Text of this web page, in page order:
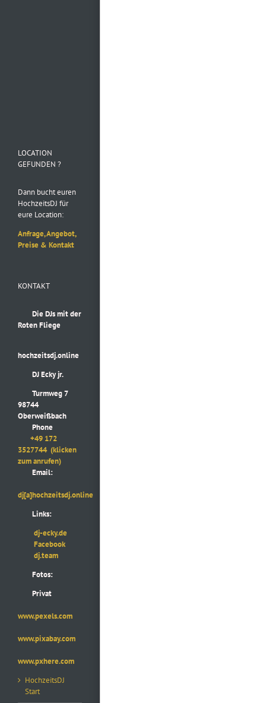
LOCATION
GEFUNDEN ?
Dann bucht euren
HochzeitsDJ für
eure Location:
Anfrage, Angebot,
Preise & Kontakt
KONTAKT
Die DJs mit der
Roten Fliege
hochzeitsdj.online
DJ Ecky jr.
Turmweg 7
98744
Oberweißbach
Phone
+49 172
3527744 (klicken
zum anrufen)
Email:
dj[a]hochzeitsdj.online
Links:
dj-ecky.de
Facebook
dj.team
Fotos:
Privat
www.pexels.com
www.pixabay.com
www.pxhere.com
HochzeitsDJ
Start